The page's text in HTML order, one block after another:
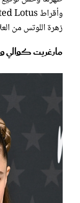
زهرة اللوتس من
مارغريت كوالي